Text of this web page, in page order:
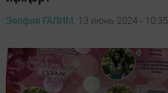
Зөлфия ГАЛИМ, 13 июнь 2024 - 10:35